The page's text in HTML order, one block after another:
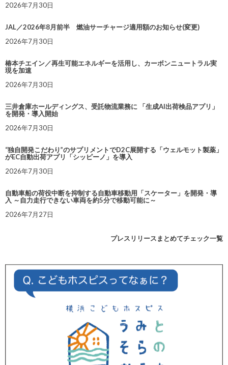
2026年7月30日
JAL／2026年8月前半 燃油サーチャージ適用額のお知らせ(変更)
2026年7月30日
椿本チエイン／再生可能エネルギーを活用し、カーボンニュートラル実
現を加速
2026年7月30日
三井倉庫ホールディングス、受託物流業務に 「生成AI出荷検品アプリ」
を開発・導入開始
2026年7月30日
“独自開発こだわり”のサプリメントでD2C展開する「ウェルモット製薬」
がEC自動出荷アプリ「シッピーノ」を導入
2026年7月30日
自動車船の荷役中断を抑制する自動車移動用「スケーター」を開発・導
入 ～自力走行できない車両を約5分で移動可能に～
2026年7月27日
プレスリリースまとめてチェック一覧